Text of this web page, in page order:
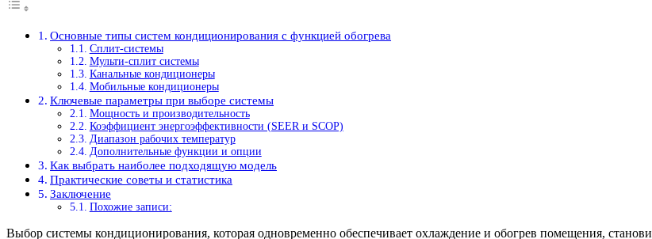
Основные типы систем кондиционирования с функцией обогрева
Сплит-системы
Мульти-сплит системы
Канальные кондиционеры
Мобильные кондиционеры
Ключевые параметры при выборе системы
Мощность и производительность
Коэффициент энергоэффективности (SEER и SCOP)
Диапазон рабочих температур
Дополнительные функции и опции
Как выбрать наиболее подходящую модель
Практические советы и статистика
Заключение
Похожие записи:
Выбор системы кондиционирования, которая одновременно обеспечивает охлаждение и обогрев помещения,